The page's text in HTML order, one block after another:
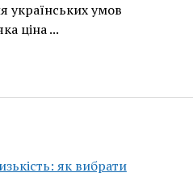
українських умов
ціна ...
як вибрати